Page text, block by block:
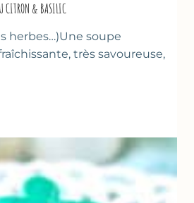
CITRON & BASILIC
herbes…)Une soupe
très savoureuse,